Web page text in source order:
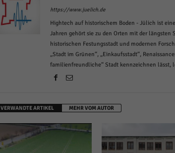
https://www.juelich.de
Hightech auf historischem Boden - Jülich ist
Jahren gehört sie zu den Orten mit der
historischen Festungsstadt und modernen
„Stadt im Grünen“, „Einkaufsstadt“,
familienfreundliche“ Stadt kennzeichnen lässt,
VERWANDTE ARTIKEL MEHR VOM AUTOR